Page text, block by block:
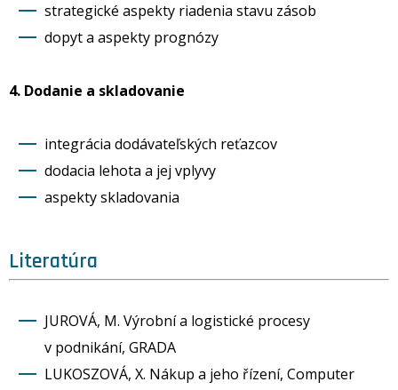
strategické aspekty riadenia stavu zásob
dopyt a aspekty prognózy
4. Dodanie a skladovanie
integrácia dodávateľských reťazcov
dodacia lehota a jej vplyvy
aspekty skladovania
Literatúra
JUROVÁ, M. Výrobní a logistické procesy
v podnikání, GRADA
LUKOSZOVÁ, X. Nákup a jeho řízení, Computer